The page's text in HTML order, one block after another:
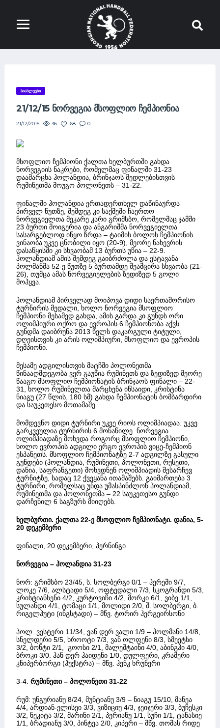
ᲡᲘᲐᲮᲚᲔᲔᲑᲘ
21/12/15 ᲜᲝᲠᲕᲔᲒᲘᲐ ᲛᲡᲝᲤᲚᲘᲝ ᲩᲔᲛᲞᲘᲝᲜᲘᲐ
21/12/2015 36 68 0
მსოფლიო ჩემპიონი ქალთა ხელბურთში გახდა
ნორვეგიის ნაკრები, რომელმაც ფინალში 31-23
დაამარცხა ჰოლანდია, ბრინჯაოს მედლებისთვის
რუმინეთმა მოუგო პოლონეთს – 31-22.
ფინალში ჰოლანდია ერთადერთხელ დაწინაურდა
პირველ წუთზე, შემდეგ კი საქმეში ჩაერთო
ნორვეგიელთა მეკარე კარი გრიმსბო, რომელმაც ჯამში
23 ბურთი მოიგერია და ანგარიშმა ნორვეგიელთა
სასარგებლოდ იწყო ზრდა – ტაიმის ბოლოს ჩემპიონის
ვინაობა უკვე ცნობილი იყო (20-9), მეორე ნახევრის
დასაწყისში კი სხვაობამ 13 ბურთს უწია – 22-9.
ჰოლანდიამ ამის შემდეგ გაიბრძოლა და ესტავანა
პოლმანმა 52-ე წუთზე 5 ბურთამდე შეამცირა სხვაობა (21-
26), თუმცა ამას ნორვეგიელების ზედიზედ 5 გოლი
მოჰყვა.
ჰოლანდიამ პირველად მოიპოვა დიდი საერთაშორისო
ტურნირის მედალი, ხოლო ნორვეგია მსოფლიო
ჩემპიონი მესამედ გახდა, ამის გარდა კი გუნდს ორი
ოლიმპიური ოქრო და ევროპის 6 ჩემპიონობა აქვს.
გუნდმა დაიბრუნა 2013 წელს დაკარგული ტიტული,
დღეისთვის კი არის ოლიმპიური, მსოფლიო და ევროპის
ჩემპიონი.
მესამე ადგილისთვის მატჩში პოლონეთმა
წინააღმდეგობა ვერ გაუწია რუმინეთს და ზედიზედ მეორე
წააგო მსოფლიო ჩემპიონატის ბრინჯაოს ფინალი – 22-
31, ხოლო რუმინელთა მარცხენა ინსაიდი, კრისტინა
ნიაგუ (27 წლის, 180 სმ) გახდა ჩემპიონატის ბომბარდირი
და საუკეთესო მოთამაშე.
მომდევნო დიდი ტურნირი უკვე რიოს ოლიმპიადაა. უკვე
გარკვეულია ტურნირის 6 მონაწილე. ნორვეგია
ოლიმპიადაზე მოხვდა როგორც მსოფლიო ჩემპიონი,
ხოლო ევროპის ადგილი ერგო ევროპის ვიცე-ჩემპიონ
ესპანეთს. მსოფლიო ჩემპიონატზე 2-7 ადგილზე გასული
გუნდები (ჰოლანდია, რუმინეთი, პოლონეთი, რუსეთი,
დანია, საფრანგეთი) მოხვდნენ ოლიმპიადის შესარჩევ
ტურნიტზე, სადაც 12 ქვეყანა ითამაშებს. გაიმართება 3
ტურნირი, რომელსაც უნდა უმასპინძლონ ჰოლანდიამ,
რუმინეთმა და პოლონეთმა – 22 საუკეთესო გუნდი
დარჩენილ 6 საგზურს მიიღებს.
ხელბურთი. ქალთა 22-ე მსოფლიო ჩემპიონატი. დანია, 5-
20 დეკემბერი
ფინალი, 20 დეკემბერი, ჰერნინგი
ნორვეგია – ჰოლანდია 31-23
ნორ: გრიმსბო 23/45, ს. სოლბერგი 0/1 – ჰერემი 9/7,
ლოკე 7/6, ალსტადი 5/4, ოფტედალი 7/3, სკოგრანდი 5/3,
კრისტიანსენი 4/2, კურტოვიჩი 4/2, მორკი 6/1, ვიბე 1/1,
სულანდი 4/1, ტომაცი 1/1, მოლიდი 2/0, შ. სოლბერგი, ბ.
რიგელჰუტი (ინგსტადი) – მწვ. ტორირ ჰერგეირსონი
ჰოლ: ვესტერი 11/34, ვან დერ ვალი 1/9 – პოლმანი 14/8,
სნელდერი 5/5, ხროოტი 7/3, ვან ოლფენი 8/3, სმეეტსი
3/2, ბონტი 2/1, გოოსი 2/1, მალეშტაინი 4/0, აბინგჰი 4/0,
ბროკი 3/0. ჰან დერ ჰაიდენი 1/0, დულფერი, კრამერი
კნიპერბორგი (ჰუქსტრა) – მწვ. ჰენკ ხრუნერი
3-4. რუმინეთი – პოლონეთი 31-22
რუმ: უნგურიანუ 8/24, მუნტიანუ 3/9 – ნიაგუ 15/10, მანეა
4/4, არდიან-ელისეი 3/3, ვიზიციუ 4/3, ჯეიჯერი 3/3, ბუჩესკი
3/2, ნეკიტა 3/2, მარინი 2/1, პერიანუ 1/1, სუჩი 1/1, ტანასიე
1/1, ბრადიანუ 3/0, პინტეა 2/0, კიპერი – მწვ. თომას რიდე